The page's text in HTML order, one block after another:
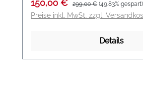
Verkaufspreis:
150,00 € 299,00 € (49.83% gespart)
Preise inkl. MwSt. zzgl.
Details